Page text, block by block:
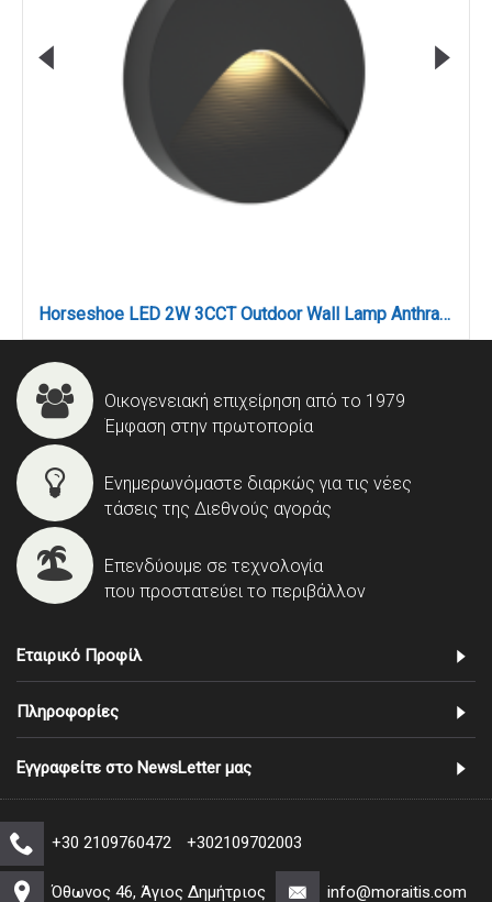
Horseshoe LED 2W 3CCT Outdoor Wall Lamp Anthracite D12.8cmx3cm (80201940)
Οικογενειακή επιχείρηση από το 1979
Έμφαση στην πρωτοπορία
Ενημερωνόμαστε διαρκώς για τις νέες
τάσεις της Διεθνούς αγοράς
Επενδύουμε σε τεχνολογία
που προστατεύει το περιβάλλον
Εταιρικό Προφίλ
Πληροφορίες
Εγγραφείτε στο NewsLetter μας
+30 2109760472 +302109702003
Όθωνος 46, Άγιος Δημήτριος info@moraitis.com